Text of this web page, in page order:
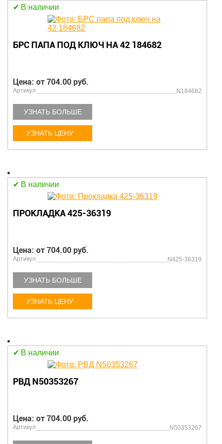
В наличии
БРС ПАПА ПОД КЛЮЧ НА 42 184682
Цена: от 704.00 руб.
Артикул N184682
УЗНАТЬ БОЛЬШЕ
УЗНАТЬ ЦЕНУ
В наличии
ПРОКЛАДКА 425-36319
Цена: от 704.00 руб.
Артикул N425-36319
УЗНАТЬ БОЛЬШЕ
УЗНАТЬ ЦЕНУ
В наличии
РВД N50353267
Цена: от 704.00 руб.
Артикул N50353267